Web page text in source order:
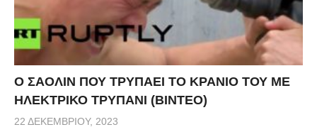
Ο ΣΑΟΛΙΝ ΠΟΥ ΤΡΥΠΑΕΙ ΤΟ ΚΡΑΝΙΟ ΤΟΥ ΜΕ
ΗΛΕΚΤΡΙΚΟ ΤΡΥΠΑΝΙ (ΒΙΝΤΕΟ)
22 ΔΕΚΕΜΒΡΊΟΥ, 2023